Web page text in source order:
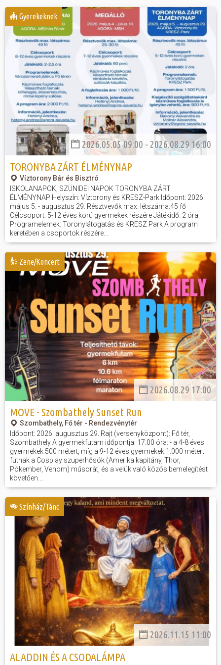
Hasznos
Gyerekeknek
2026.05.05 09:00 - 2026.08.29 16:00
TORONYBA ZÁRT ÉLMÉNYNAP
Víztorony Bár és Bisztró
ISKOLANAPOK, SZÜNIDEI NAPOK TORONYBA ZÁRT
ÉLMÉNYNAP Helyszín: Víztorony és KRESZ-Park Időpont: 2026.
május 5. - augusztus 29. Résztvevők max. létszáma:45 fő
Célcsoport: 5-12 éves korú gyermekek részére Játékidő: 2 óra
Programelemek: Toronylátogatás és KRESZ Park A program
keretében a csoportok részére...
Zene/Koncert
2026.08.29 17:00
MOVE - Szombathely Sunset Run
Szombathely, Fő tér - Rendezvénytér
Időpont: 2026. augusztus 29. Rajt (versenyközpont): Fő tér,
Szombathely A gyermekfutam időpontja: 17.00 óra: - a 4-8 éves
gyermekek 500 métert, míg a 9-12 éves gyermekek 1.000 métert
futnak a Cosplay szuperhősök (Amerika kapitány, Thor,
Pókember, Venom) műsorát, és a velük való közös bemelegítést
követően....
Színház/Tánc
2026.11.15 11:00
ALADDIN ÉS A CSODALÁMPA